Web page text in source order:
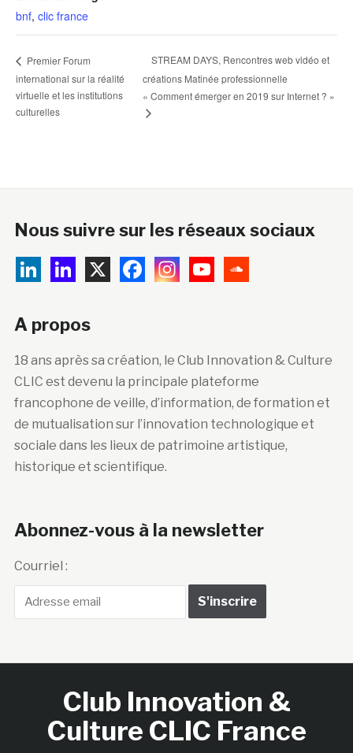
bnf, clic france
Premier Forum
international sur la réalité
virtuelle et les institutions
culturelles
STREAM DAYS, Rencontres web vidéo et
créations Matinée professionnelle
« Comment émerger en 2019 sur Internet ? »
Nous suivre sur les réseaux sociaux
A propos
18 ans après sa création, le Club Innovation & Culture
CLIC est devenu la principale plateforme
francophone de veille, d’information, de formation et
de mutualisation sur l’innovation technologique et
sociale dans les lieux de patrimoine artistique,
historique et scientifique.
Abonnez-vous à la newsletter
Courriel :
Club Innovation &
Culture CLIC France